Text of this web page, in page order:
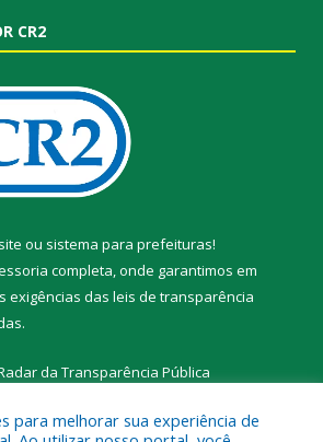
CR2
ou sistema para prefeituras!
completa, onde garantimos em
exigências das leis de transparência
da Transparência Pública
para melhorar sua experiência de